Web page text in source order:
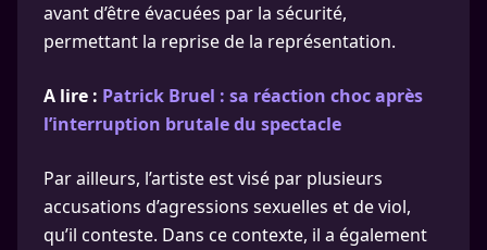
avant d’être évacuées par la sécurité,
permettant la reprise de la représentation.
A lire : Patrick Bruel : sa réaction choc après
l’interruption brutale du spectacle
Par ailleurs, l’artiste est visé par plusieurs
accusations d’agressions sexuelles et de viol,
qu’il conteste. Dans ce contexte, il a également